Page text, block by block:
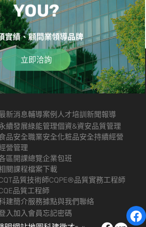
YOU?
實績、顧問業領導品牌
立即洽詢
新消息輔導案例 人才培訓新聞報導
續發展綠能管理個資&資安品質管理
品安全職業安全化粧品安全持續經營
營管理
區開課總覽企業包班
關課程檔案下載
品質技術師CQPE®品質實務工程師
品質工程師
建簡介服務據點與我們聯絡
入加入會員忘記密碼